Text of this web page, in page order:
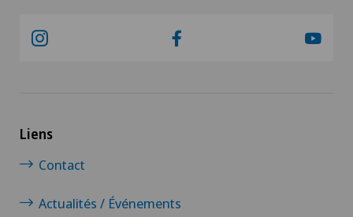
Liens
Contact
Actualités / Événements